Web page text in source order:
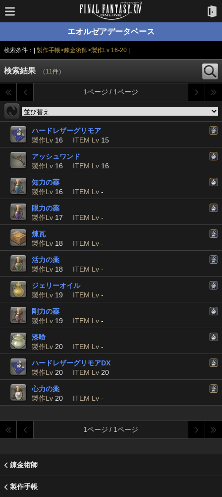
エオルゼアデータベース
検索条件：| 製作手帳>錬金術師>製作Lv 16-20|
検索結果 （ 11件）
1ページ / 1ページ
ハードレザーグリモア
製作Lv 16 ITEM Lv 15
アッシュワンド
製作Lv 16 ITEM Lv 16
知力の薬
製作Lv 16 ITEM Lv -
眼力の薬
製作Lv 17 ITEM Lv -
煉瓦
製作Lv 18 ITEM Lv -
活力の薬
製作Lv 18 ITEM Lv -
ジェリーオイル
製作Lv 19 ITEM Lv -
剛力の薬
製作Lv 19 ITEM Lv -
漆喰
製作Lv 20 ITEM Lv -
ハードレザーグリモアDX
製作Lv 20 ITEM Lv 20
心力の薬
製作Lv 20 ITEM Lv -
1ページ / 1ページ
錬金術師
製作手帳